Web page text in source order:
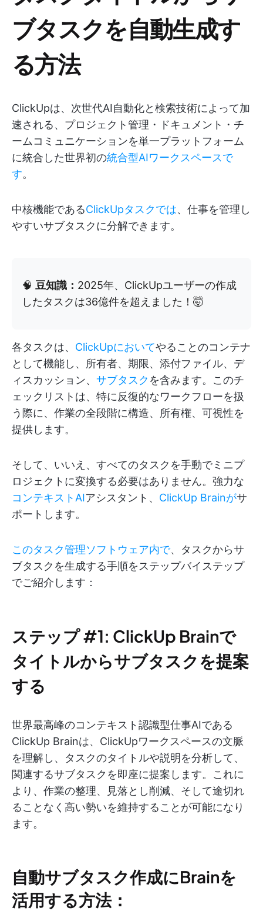
ブタスクを自動生成す
る方法
ClickUpは、次世代AI自動化と検索技術によって加
速される、プロジェクト管理・ドキュメント・チ
ームコミュニケーションを単一プラットフォーム
に統合した世界初の統合型AIワークスペースで
す。
中核機能であるClickUpタスクでは、仕事を管理し
やすいサブタスクに分解できます。
🧠 豆知識： 2025年、ClickUpユーザーの作成
したタスクは36億件を超えました！🤯
各タスクは、 ClickUpにおいてやることのコンテナ
として機能し、所有者、期限、添付ファイル、デ
ィスカッション、 サブタスク を含みます。このチ
ェックリストは、特に反復的なワークフローを扱
う際に、作業の全段階に構造、所有権、可視性を
提供します。
そして、いいえ、すべてのタスクを手動でミニプ
ロジェクトに変換する必要はありません。強力な
コンテキストAIアシスタント、 ClickUp Brainがサ
ポートします。
このタスク管理ソフトウェア内で、タスクからサ
ブタスクを生成する手順をステップバイステップ
でご紹介します：
ステップ #1: ClickUp Brainで
タイトルからサブタスクを提案
する
世界最高峰のコンテキスト認識型仕事AIである
ClickUp Brainは、ClickUpワークスペースの文脈
を理解し、タスクのタイトルや説明を分析して、
関連するサブタスクを即座に提案します。これに
より、作業の整理、見落とし削減、そして途切れ
ることなく高い勢いを維持することが可能になり
ます。
自動サブタスク作成にBrainを
活用する方法：